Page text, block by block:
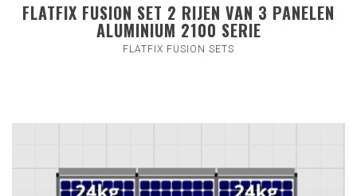
FLATFIX FUSION SET 2 RIJEN VAN 3 PANELEN
ALUMINIUM 2100 SERIE
FLATFIX FUSION SETS